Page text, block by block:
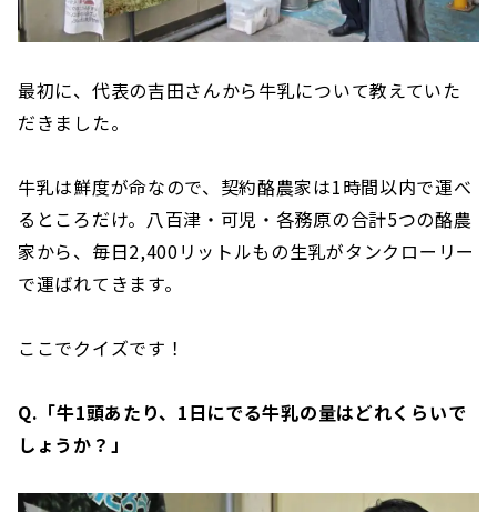
最初に、代表の吉田さんから牛乳について教えていた
だきました。
牛乳は鮮度が命なので、契約酪農家は1時間以内で運べ
るところだけ。八百津・可児・各務原の合計5つの酪農
家から、毎日2,400リットルもの生乳がタンクローリー
で運ばれてきます。
ここでクイズです！
Q.「牛1頭あたり、1日にでる牛乳の量はどれくらいで
しょうか？」